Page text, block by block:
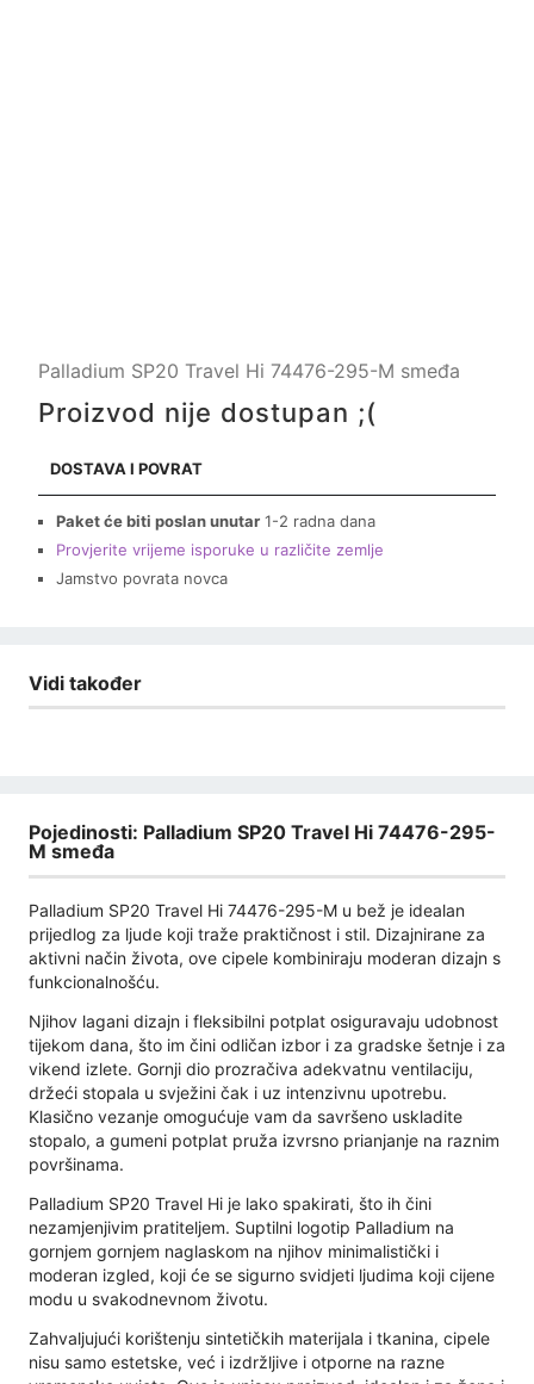
Palladium SP20 Travel Hi 74476-295-M smeđa
Proizvod nije dostupan ;(
DOSTAVA I POVRAT
Paket će biti poslan unutar 1-2 radna dana
Provjerite vrijeme isporuke u različite zemlje
Jamstvo povrata novca
Vidi također
Pojedinosti: Palladium SP20 Travel Hi 74476-295-
M smeđa
Palladium SP20 Travel Hi 74476-295-M u bež je idealan
prijedlog za ljude koji traže praktičnost i stil. Dizajnirane za
aktivni način života, ove cipele kombiniraju moderan dizajn s
funkcionalnošću.
Njihov lagani dizajn i fleksibilni potplat osiguravaju udobnost
tijekom dana, što im čini odličan izbor i za gradske šetnje i za
vikend izlete. Gornji dio prozračiva adekvatnu ventilaciju,
držeći stopala u svježini čak i uz intenzivnu upotrebu.
Klasično vezanje omogućuje vam da savršeno uskladite
stopalo, a gumeni potplat pruža izvrsno prianjanje na raznim
površinama.
Palladium SP20 Travel Hi je lako spakirati, što ih čini
nezamjenjivim pratiteljem. Suptilni logotip Palladium na
gornjem gornjem naglaskom na njihov minimalistički i
moderan izgled, koji će se sigurno svidjeti ljudima koji cijene
modu u svakodnevnom životu.
Zahvaljujući korištenju sintetičkih materijala i tkanina, cipele
nisu samo estetske, već i izdržljive i otporne na razne